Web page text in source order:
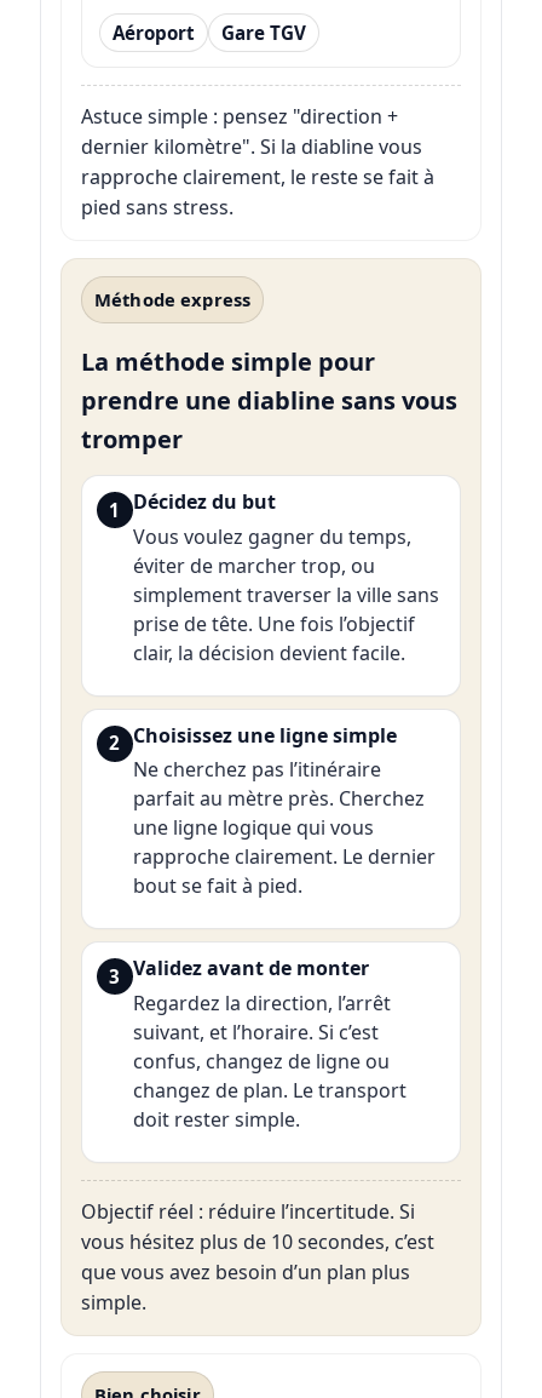
Aéroport Gare TGV
Astuce simple : pensez "direction +
dernier kilomètre". Si la diabline vous
rapproche clairement, le reste se fait à
pied sans stress.
Méthode express
La méthode simple pour
prendre une diabline sans vous
tromper
1
Décidez du but
Vous voulez gagner du temps,
éviter de marcher trop, ou
simplement traverser la ville sans
prise de tête. Une fois l’objectif
clair, la décision devient facile.
2 Choisissez une ligne simple
Ne cherchez pas l’itinéraire
parfait au mètre près. Cherchez
une ligne logique qui vous
rapproche clairement. Le dernier
bout se fait à pied.
3 Validez avant de monter
Regardez la direction, l’arrêt
suivant, et l’horaire. Si c’est
confus, changez de ligne ou
changez de plan. Le transport
doit rester simple.
Objectif réel : réduire l’incertitude. Si
vous hésitez plus de 10 secondes, c’est
que vous avez besoin d’un plan plus
simple.